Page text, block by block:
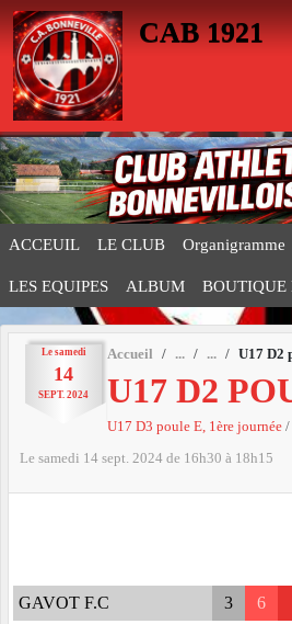
CAB 1921
ACCEUIL LE CLUB Organigramme
LES EQUIPES ALBUM BOUTIQUE
Le samedi
14
SEPT. 2024
Accueil U17 D2
U17 D2
U17 D3 poule E, 1ère journée /
Le samedi 14 sept. 2024 de 16h30 à 18h15
GAVOT F.C 3 6
Panneau de gestion des cookies